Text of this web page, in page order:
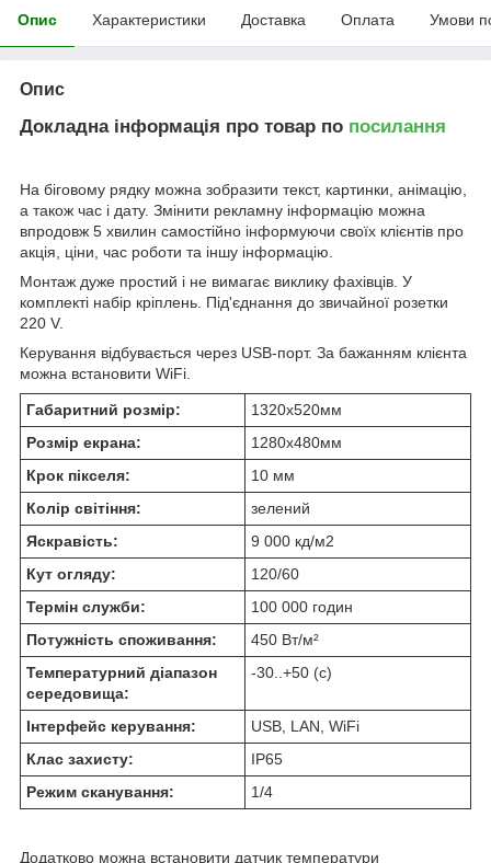
Опис Характеристики Доставка Оплата Умови
Опис
Докладна інформація про товар по посилання
На біговому рядку можна зобразити текст, картинки, анімацію,
а також час і дату. Змінити рекламну інформацію можна
впродовж 5 хвилин самостійно інформуючи своїх клієнтів про
акція, ціни, час роботи та іншу інформацію.
Монтаж дуже простий і не вимагає виклику фахівців. У
комплекті набір кріплень. Під'єднання до звичайної розетки
220 V.
Керування відбувається через USB-порт. За бажанням клієнта
можна встановити WiFi.
Габаритний розмір:
1320х520мм
Розмір екрана:
1280х480мм
Крок пікселя:
10 мм
Колір світіння:
зелений
Яскравість:
9 000 кд/м2
Кут огляду:
120/60
Термін служби:
100 000 годин
Потужність споживання:
450 Вт/м²
Температурний діапазон
середовища:
-30..+50 (с)
Інтерфейс керування:
USB, LAN, WiFi
Клас захисту:
IP65
Режим сканування:
1/4
Додатково можна встановити датчик температури